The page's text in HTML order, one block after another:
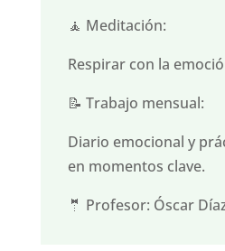
🧘 Meditación:
Respirar con la
📝 Trabajo mensual:
Diario emocional y
en momentos clave.
🤵 Profesor: Óscar